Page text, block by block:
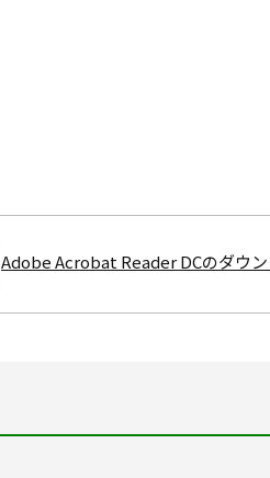
Adobe Acrobat Reader DCのダウ